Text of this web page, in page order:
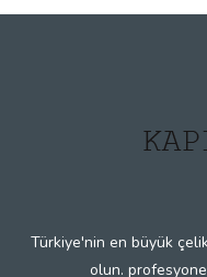
Türkiye'nin en büyük
olun.